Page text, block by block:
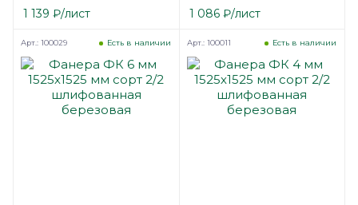
1 139 ₽/лист 1 086₽/лист
Есть в наличии
Арт.: 100029 Есть в наличии
Арт.: 100011